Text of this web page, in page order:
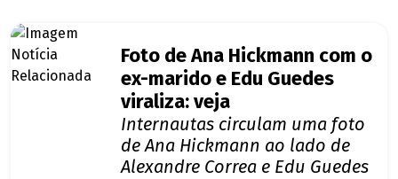
Foto de Ana Hickmann com o
ex-marido e Edu Guedes
viraliza: veja
Internautas circulam uma foto
de Ana Hickmann ao lado de
Alexandre Correa e Edu Guedes